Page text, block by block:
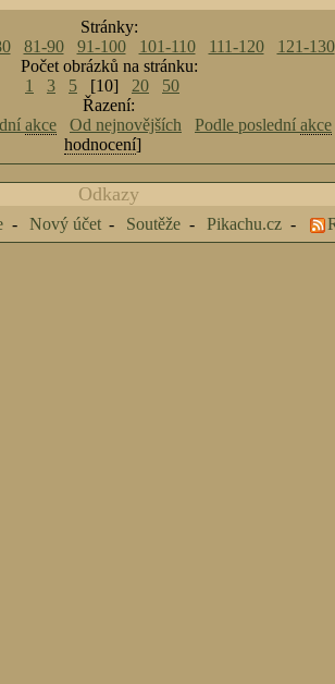
Stránky:
81-90 91-100 101-110 111-120 121-130
Počet obrázků na stránku:
1
3 5 [10] 20
50
Řazení:
akce Od nejnovějších Podle poslední akce
hodnocení]
Odkazy
Nový účet Soutěže Pikachu.cz